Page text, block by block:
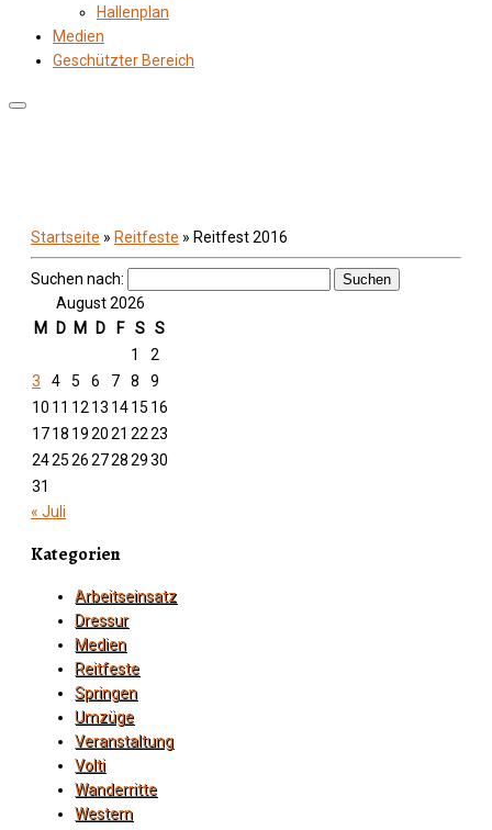
Hallenplan
Medien
Geschützter Bereich
Startseite » Reitfeste » Reitfest 2016
Suchen nach:
August 2026
M
D M D F S S
1
2
3
4 5 6 7 8
9
10 11 1213 1415 16
1718 192021 2223
24252627282930
31
« Juli
Kategorien
Arbeitseinsatz
Dressur
Medien
Reitfeste
Springen
Umzüge
Veranstaltung
Volti
Wanderritte
Western